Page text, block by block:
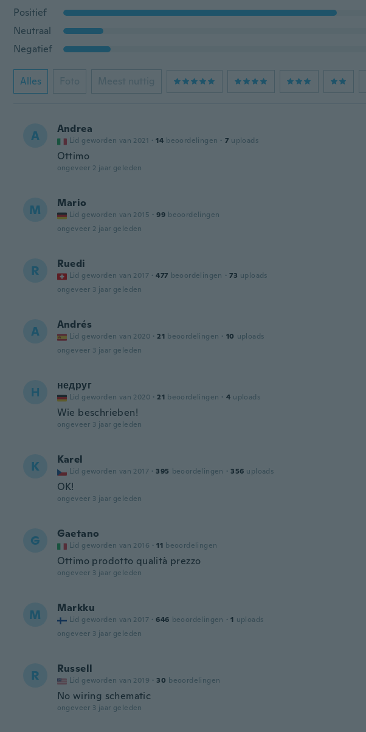
Positief
Neutraal
Negatief
Alles Foto Meest nuttig
A Andrea
Lid geworden van 2021 · 14 beoordelingen · 7 uploads
Ottimo
ongeveer 2 jaar geleden
M Mario
Lid geworden van 2015 · 99 beoordelingen
ongeveer 2 jaar geleden
R Ruedi
Lid geworden van 2017 · 477 beoordelingen · 73 uploads
ongeveer 3 jaar geleden
A Andrés
Lid geworden van 2020 · 21 beoordelingen · 10 uploads
ongeveer 3 jaar geleden
Н недруг
Lid geworden van 2020 · 21 beoordelingen · 4 uploads
Wie beschrieben!
ongeveer 3 jaar geleden
K Karel
Lid geworden van 2017 · 395 beoordelingen · 356 uploads
OK!
ongeveer 3 jaar geleden
G Gaetano
Lid geworden van 2016 · 11 beoordelingen
Ottimo prodotto qualità prezzo
ongeveer 3 jaar geleden
M Markku
Lid geworden van 2017 · 646 beoordelingen · 1 uploads
ongeveer 3 jaar geleden
R Russell
Lid geworden van 2019 · 30 beoordelingen
No wiring schematic
ongeveer 3 jaar geleden